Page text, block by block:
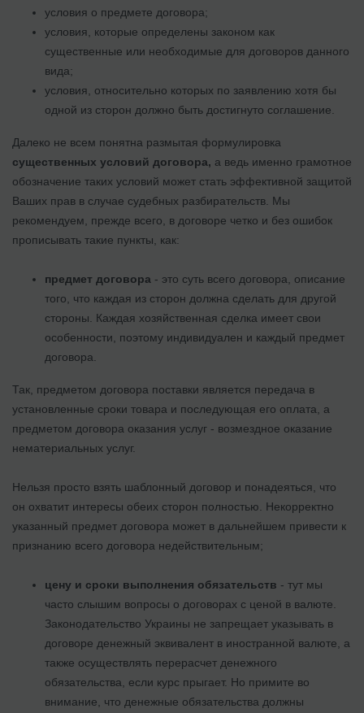
условия о предмете договора;
условия, которые определены законом как
существенные или необходимые для договоров данного
вида;
условия, относительно которых по заявлению хотя бы
одной из сторон должно быть достигнуто соглашение.
Далеко не всем понятна размытая формулировка
существенных условий договора, а ведь именно грамотное
обозначение таких условий может стать эффективной защитой
Ваших прав в случае судебных разбирательств. Мы
рекомендуем, прежде всего, в договоре четко и без ошибок
прописывать такие пункты, как:
предмет договора - это суть всего договора, описание
того, что каждая из сторон должна сделать для другой
стороны. Каждая хозяйственная сделка имеет свои
особенности, поэтому индивидуален и каждый предмет
договора.
Так, предметом договора поставки является передача в
установленные сроки товара и последующая его оплата, а
предметом договора оказания услуг - возмездное оказание
нематериальных услуг.
Нельзя просто взять шаблонный договор и понадеяться, что
он охватит интересы обеих сторон полностью. Некорректно
указанный предмет договора может в дальнейшем привести к
признанию всего договора недействительным;
цену и сроки выполнения обязательств - тут мы
часто слышим вопросы о договорах с ценой в валюте.
Законодательство Украины не запрещает указывать в
договоре денежный эквивалент в иностранной валюте, а
также осуществлять перерасчет денежного
обязательства, если курс прыгает. Но примите во
внимание, что денежные обязательства должны